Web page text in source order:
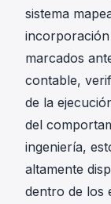
sistema
marcados
contable,
de la
del
ingeniería,
altamente
dentro de los